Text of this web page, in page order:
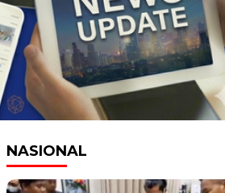
NASIONAL